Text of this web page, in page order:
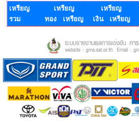
เหรียญ
รวม
เหรียญ
ทอง เหรียญ
เหรียญ
เงิน เหรียญ